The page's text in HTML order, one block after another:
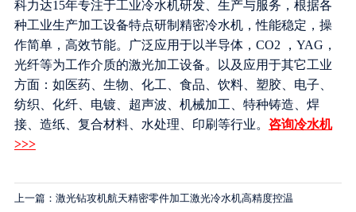
科力达15年专注于工业冷水机研发、生产与服务，根据各
种工业生产加工设备特点研制精密冷水机，性能稳定，操
作简单，高效节能。广泛应用于以半导体，CO2 ，YAG，
光纤等为工作介质的激光加工设备。以及应用于其它工业
方面：如医药、生物、化工、食品、饮料、塑胶、电子、
纺织、化纤、电镀、超声波、机械加工、特种铸造、焊
接、造纸、复合材料、水处理、印刷等行业。 咨询冷水机
>>>
上一篇：激光钻攻机航天精密零件加工激光冷水机高精度控温